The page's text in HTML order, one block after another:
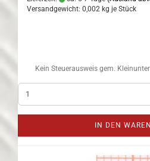
Versandgewicht: 0,002 kg je Stück
Kein Steuerausweis gem.
IN DEN